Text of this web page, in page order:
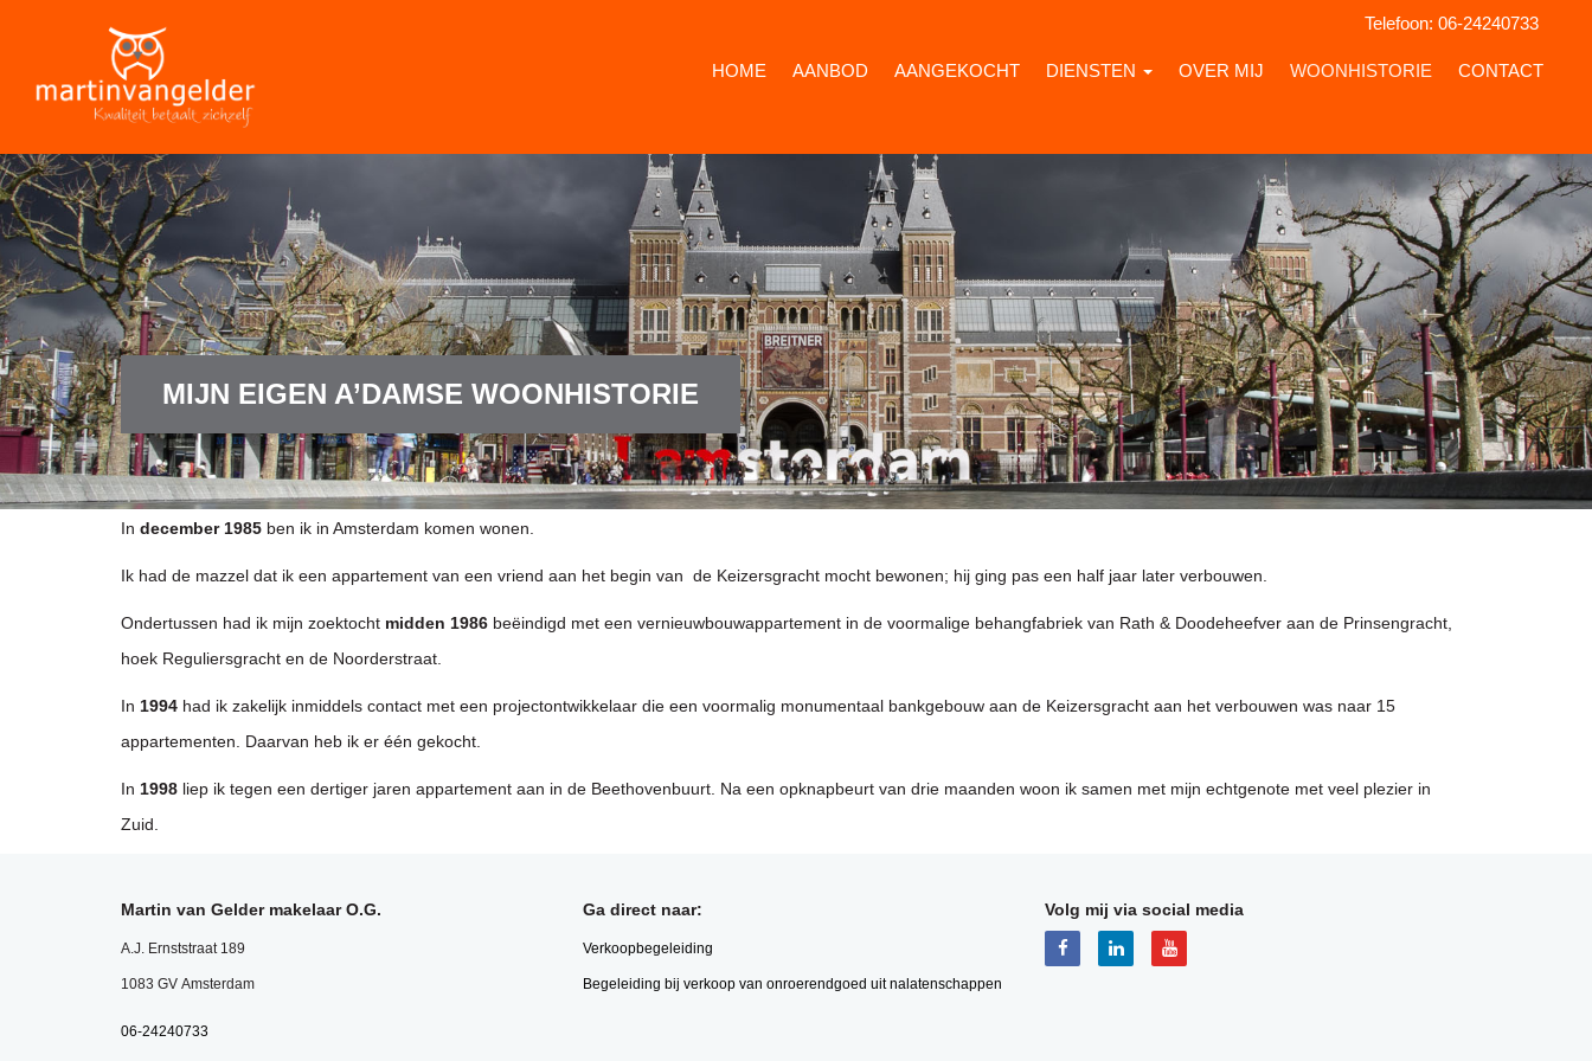
Telefoon: 06-24240733
HOME AANBOD AANGEKOCHT DIENSTEN OVER MIJ WOONHISTORIE CONTACT
MIJN EIGEN A’DAMSE WOONHISTORIE
In december 1985 ben ik in Amsterdam komen wonen.
Ik had de mazzel dat ik een appartement van een vriend aan het begin van de Keizersgracht mocht bewonen; hij ging pas een half jaar later verbouwen.
Ondertussen had ik mijn zoektocht midden 1986 beëindigd met een vernieuwbouwappartement in de voormalige behangfabriek van Rath & Doodeheefver aan de Prinsengracht,
hoek Reguliersgracht en de Noorderstraat.
In 1994 had ik zakelijk inmiddels contact met een projectontwikkelaar die een voormalig monumentaal bankgebouw aan de Keizersgracht aan het verbouwen was naar 15
appartementen. Daarvan heb ik er één gekocht.
In 1998 liep ik tegen een dertiger jaren appartement aan in de Beethovenbuurt. Na een opknapbeurt van drie maanden woon ik samen met mijn echtgenote met veel plezier in
Zuid.
Martin van Gelder makelaar O.G.
A.J. Ernststraat 189
1083 GV Amsterdam
06-24240733
Ga direct naar:
Verkoopbegeleiding
Begeleiding bij verkoop van onroerendgoed uit nalatenschappen
Volg mij via social media